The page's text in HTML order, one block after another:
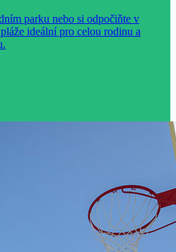
parku nebo si odpočiňte v
ideální pro celou rodinu a